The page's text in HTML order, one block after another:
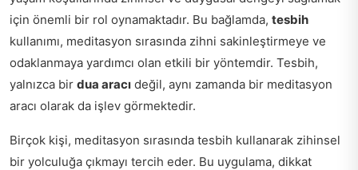
için önemli bir rol oynamaktadır. Bu bağlamda, tesbih
kullanımı, meditasyon sırasında zihni sakinleştirmeye ve
odaklanmaya yardımcı olan etkili bir yöntemdir. Tesbih,
yalnızca bir dua aracı değil, aynı zamanda bir meditasyon
aracı olarak da işlev görmektedir.
Birçok kişi, meditasyon sırasında tesbih kullanarak zihinsel
bir yolculuğa çıkmayı tercih eder. Bu uygulama, dikkat